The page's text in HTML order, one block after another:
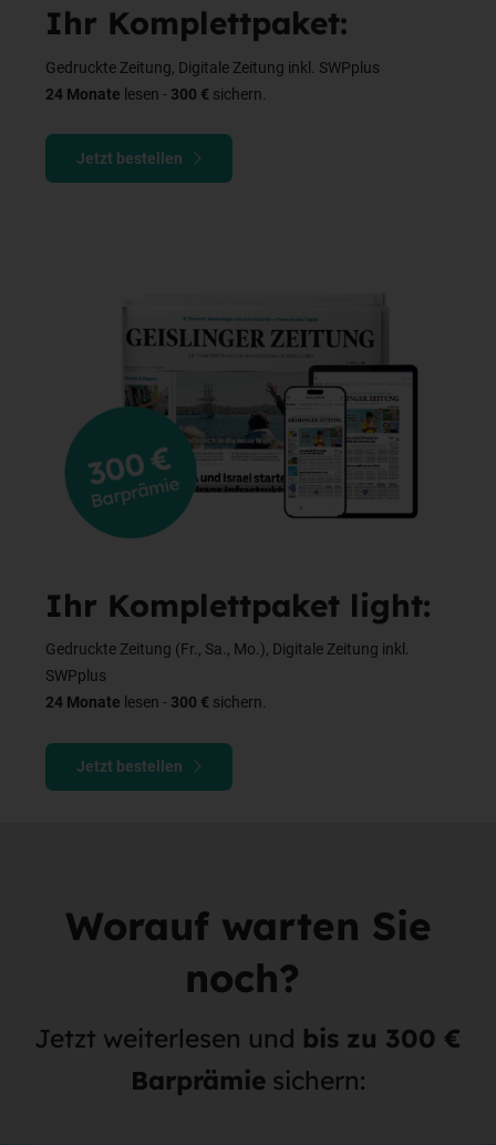
Ihr Komplettpaket:
Gedruckte Zeitung, Digitale Zeitung inkl. SWPplus
24 Monate lesen - 300 € sichern.
Jetzt bestellen
Ihr Komplettpaket light:
Gedruckte Zeitung (Fr., Sa., Mo.), Digitale Zeitung inkl.
SWPplus
24 Monate lesen - 300 € sichern.
Jetzt bestellen
Worauf warten Sie
noch?
Jetzt weiterlesen und bis zu 300 €
Barprämie sichern: